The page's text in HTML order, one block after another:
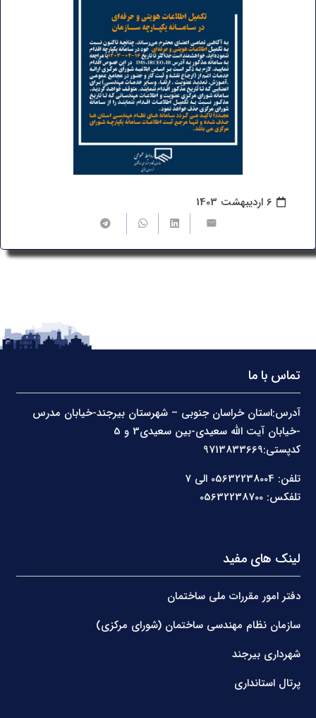
6 اردیبهشت 1403
تماس با ما
آدرس:استان خراسان جنوبی – شهرستان بیرجند-خیابان مدرس
کدپستی:9713833669
تلفن: 05632238004 الی 7
تلفکس: 05632238700
لینک های مفید
دفتر امور مقررات ملی ساختمان
سازمان نظام مهندسی ساختمان (شورای مرکزی)
شهرداری بیرجند
پرتال استانداری